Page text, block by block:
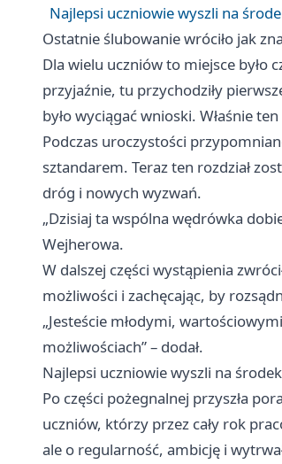
Najlepsi uczniowie wyszli na
Ostatnie ślubowanie wróciło jak
Dla wielu uczniów to miejsce było
przyjaźnie, tu przychodziły
było wyciągać wnioski. Właśnie
Podczas uroczystości
sztandarem. Teraz ten rozdział
dróg i nowych wyzwań.
„Dzisiaj ta wspólna wędrówka
Wejherowa.
W dalszej części wystąpienia
możliwości i zachęcając, by
„Jesteście młodymi,
możliwościach” – dodał.
Najlepsi uczniowie wyszli na
Po części pożegnalnej przyszła
uczniów, którzy przez cały rok
ale o regularność, ambicję i